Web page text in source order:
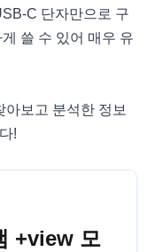
C 단자만으로 구
쓸 수 있어 매우 유
보고 분석한 정보
!
+view 모